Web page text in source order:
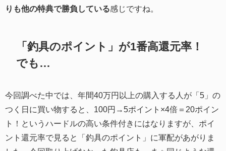
りも他の特典で勝負している感じですね。
「釣具のポイント」が1番高還元率！
でも…
今回調べた中では、年間40万円以上の購入する人が「5」の
つく日に買い物すると、100円→5ポイント×4倍＝20ポイン
ト！というハードルの高い条件付きにはなりますが、ポイ
ント還元率で見ると「釣具のポイント」に軍配があがりま